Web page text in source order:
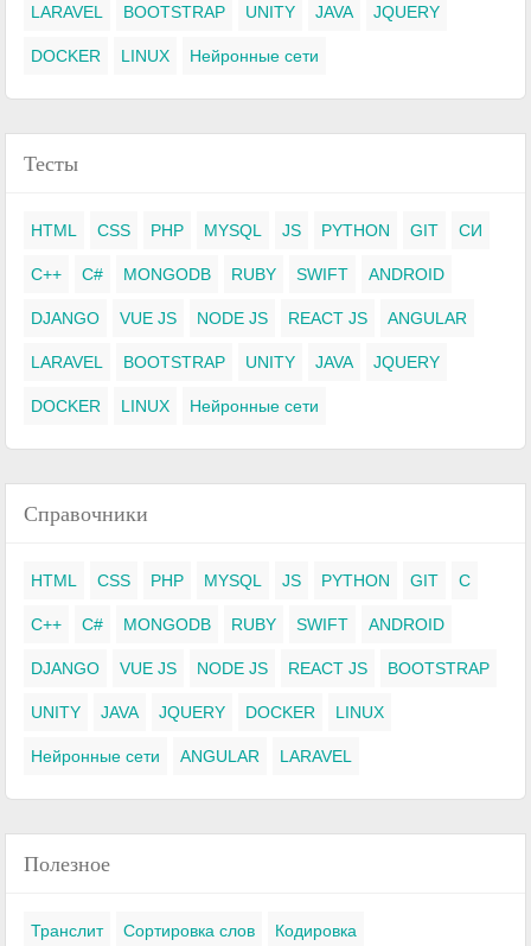
LARAVEL BOOTSTRAP UNITY JAVA JQUERY
DOCKER LINUX Нейронные сети
Тесты
HTML CSS PHP MYSQL JS PYTHON GIT СИ
C++ C# MONGODB RUBY SWIFT ANDROID
DJANGO VUE JS NODE JS REACT JS ANGULAR
LARAVEL BOOTSTRAP UNITY JAVA JQUERY
DOCKER LINUX Нейронные сети
Справочники
HTML CSS PHP MYSQL JS PYTHON GIT C
C++ C# MONGODB RUBY SWIFT ANDROID
DJANGO VUE JS NODE JS REACT JS BOOTSTRAP
UNITY JAVA JQUERY DOCKER LINUX
Нейронные сети ANGULAR LARAVEL
Полезное
Транслит Сортировка слов Кодировка